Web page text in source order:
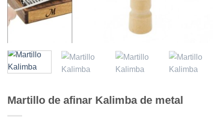
Martillo de afinar Kalimba de metal